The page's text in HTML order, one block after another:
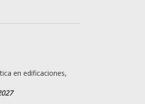
en edificaciones,